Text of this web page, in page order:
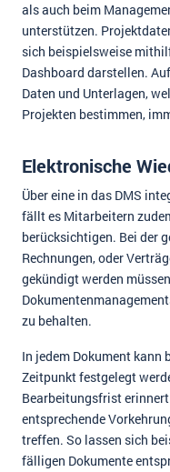
als auch beim
unterstützen.
sich beispielsweise
Dashboard darstellen.
Daten und Unterlagen,
Projekten bestimmen,
Elektronische
Über eine in das DMS
fällt es Mitarbeitern
berücksichtigen. Bei der
Rechnungen, oder
gekündigt werden
zu behalten.
In jedem Dokument kann
Zeitpunkt festgelegt
Bearbeitungsfrist
entsprechende
treffen. So lassen sich
fälligen Dokumente